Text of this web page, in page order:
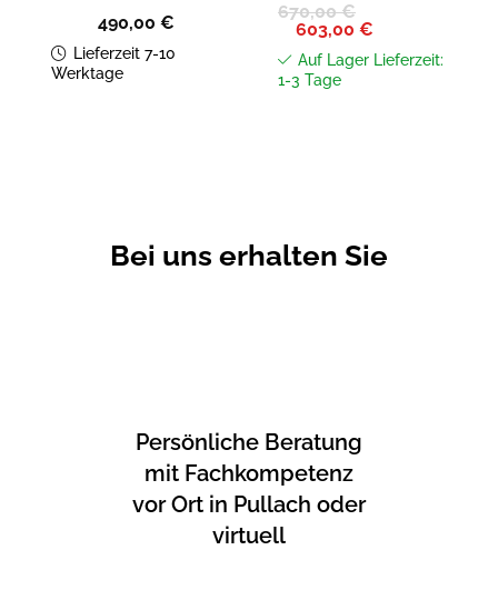
490,00 €
Lieferzeit 7-10
Werktage
670,00€
Ursprünglicher
Preis
war:
670,00 €
603,00 €
ist:
603,00 €.
Auf Lager Lieferzeit:
1-3 Tage
Bei uns erhalten Sie
Persönliche Beratung
mit Fachkompetenz
vor Ort in Pullach oder
virtuell